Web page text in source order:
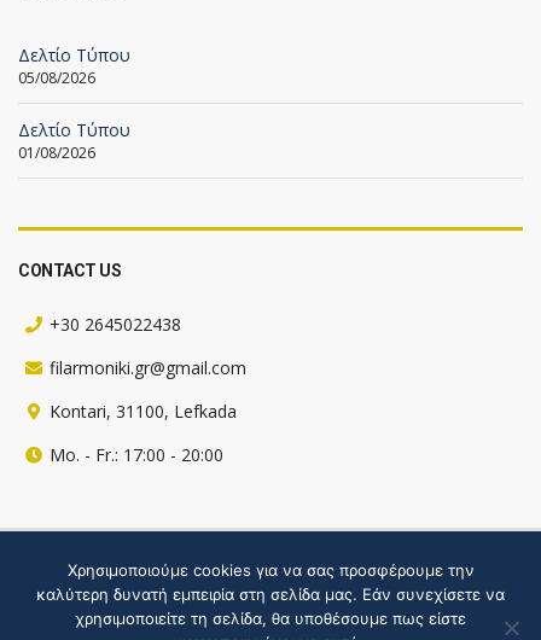
Δελτίο Τύπου
05/08/2026
Δελτίο Τύπου
01/08/2026
CONTACT US
+30 2645022438
filarmoniki.gr@gmail.com
Kontari, 31100, Lefkada
Mo. - Fr.: 17:00 - 20:00
Πληροφορίες για την ιστοσελίδα
Hosted by webgate
Χρησιμοποιούμε cookies για να σας προσφέρουμε την
καλύτερη δυνατή εμπειρία στη σελίδα μας. Εάν συνεχίσετε να
χρησιμοποιείτε τη σελίδα, θα υποθέσουμε πως είστε